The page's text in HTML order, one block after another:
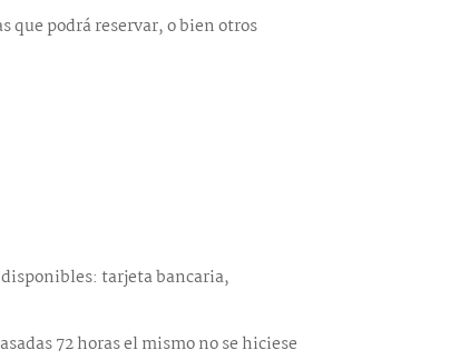
que podrá reservar, o bien otros
disponibles: tarjeta bancaria,
72 horas el mismo no se hiciese